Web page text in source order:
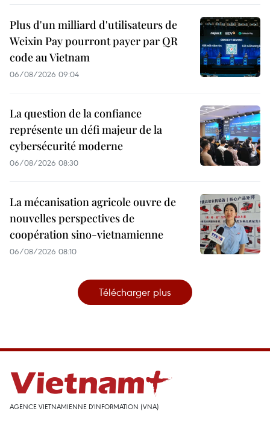
Plus d'un milliard d'utilisateurs de
Weixin Pay pourront payer par QR
code au Vietnam
06/08/2026 09:04
La question de la confiance
représente un défi majeur de la
cybersécurité moderne
06/08/2026 08:30
La mécanisation agricole ouvre de
nouvelles perspectives de
coopération sino-vietnamienne
06/08/2026 08:10
Télécharger plus
AGENCE VIETNAMIENNE D'INFORMATION (VNA)